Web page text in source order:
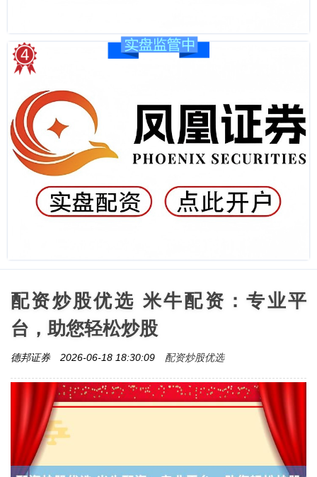
配资炒股优选 米牛配资：专业平
台，助您轻松炒股
德邦证券 2026-06-18 18:30:09 配资炒股优选